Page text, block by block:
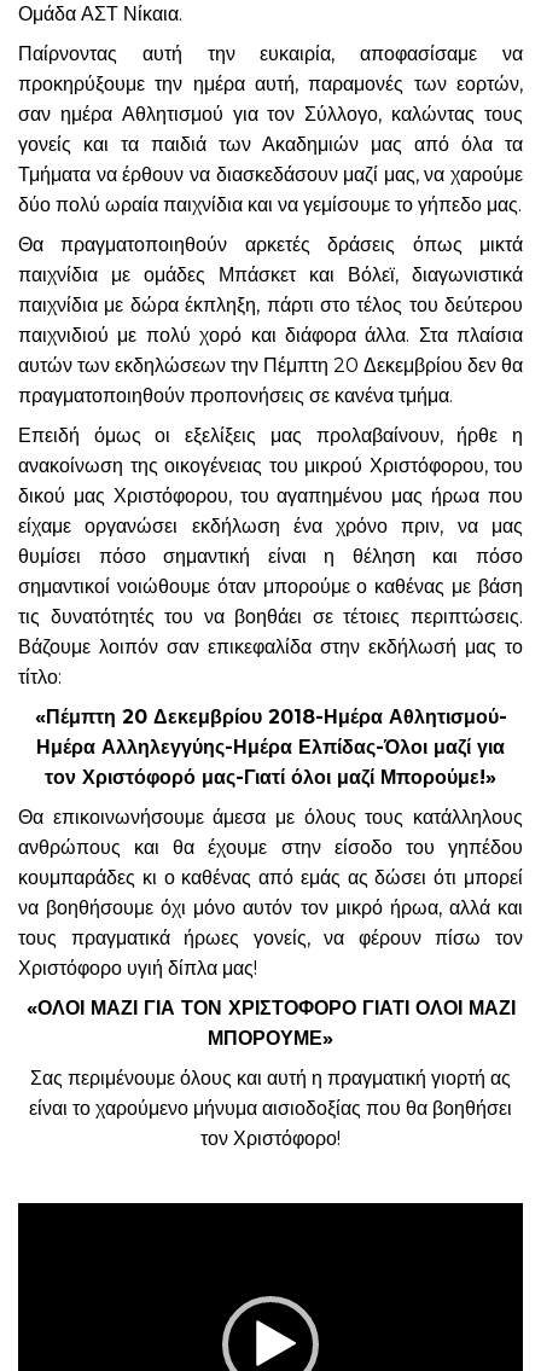
Ομάδα ΑΣΤ Νίκαια.
Παίρνοντας αυτή την ευκαιρία, αποφασίσαμε να
προκηρύξουμε την ημέρα αυτή, παραμονές των εορτών,
σαν ημέρα Αθλητισμού για τον Σύλλογο, καλώντας τους
γονείς και τα παιδιά των Ακαδημιών μας από όλα τα
Τμήματα να έρθουν να διασκεδάσουν μαζί μας, να χαρούμε
δύο πολύ ωραία παιχνίδια και να γεμίσουμε το γήπεδο μας.
Θα πραγματοποιηθούν αρκετές δράσεις όπως μικτά
παιχνίδια με ομάδες Μπάσκετ και Βόλεϊ, διαγωνιστικά
παιχνίδια με δώρα έκπληξη, πάρτι στο τέλος του δεύτερου
παιχνιδιού με πολύ χορό και διάφορα άλλα. Στα πλαίσια
αυτών των εκδηλώσεων την Πέμπτη 20 Δεκεμβρίου δεν θα
πραγματοποιηθούν προπονήσεις σε κανένα τμήμα.
Επειδή όμως οι εξελίξεις μας προλαβαίνουν, ήρθε η
ανακοίνωση της οικογένειας του μικρού Χριστόφορου, του
δικού μας Χριστόφορου, του αγαπημένου μας ήρωα που
είχαμε οργανώσει εκδήλωση ένα χρόνο πριν, να μας
θυμίσει πόσο σημαντική είναι η θέληση και πόσο
σημαντικοί νοιώθουμε όταν μπορούμε ο καθένας με βάση
τις δυνατότητές του να βοηθάει σε τέτοιες περιπτώσεις.
Βάζουμε λοιπόν σαν επικεφαλίδα στην εκδήλωσή μας το
τίτλο:
«Πέμπτη 20 Δεκεμβρίου 2018-Ημέρα Αθλητισμού-
Ημέρα Αλληλεγγύης-Ημέρα Ελπίδας-Όλοι μαζί για
τον Χριστόφορό μας-Γιατί όλοι μαζί Μπορούμε!»
Θα επικοινωνήσουμε άμεσα με όλους τους κατάλληλους
ανθρώπους και θα έχουμε στην είσοδο του γηπέδου
κουμπαράδες κι ο καθένας από εμάς ας δώσει ότι μπορεί
να βοηθήσουμε όχι μόνο αυτόν τον μικρό ήρωα, αλλά και
τους πραγματικά ήρωες γονείς, να φέρουν πίσω τον
Χριστόφορο υγιή δίπλα μας!
«ΟΛΟΙ ΜΑΖΙ ΓΙΑ ΤΟΝ ΧΡΙΣΤΟΦΟΡΟ ΓΙΑΤΙ ΟΛΟΙ ΜΑΖΙ
ΜΠΟΡΟΥΜΕ»
Σας περιμένουμε όλους και αυτή η πραγματική γιορτή ας
είναι το χαρούμενο μήνυμα αισιοδοξίας που θα βοηθήσει
τον Χριστόφορο!